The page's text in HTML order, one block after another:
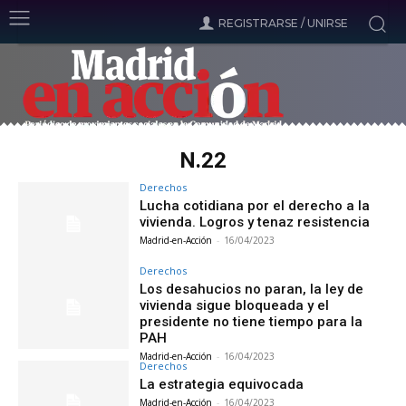
REGISTRARSE / UNIRSE
N.22
Derechos
Lucha cotidiana por el derecho a la
vivienda. Logros y tenaz resistencia
Madrid-en-Acción - 16/04/2023
Derechos
Los desahucios no paran, la ley de
vivienda sigue bloqueada y el
presidente no tiene tiempo para la
PAH
Madrid-en-Acción - 16/04/2023
Derechos
La estrategia equivocada
Madrid-en-Acción - 16/04/2023